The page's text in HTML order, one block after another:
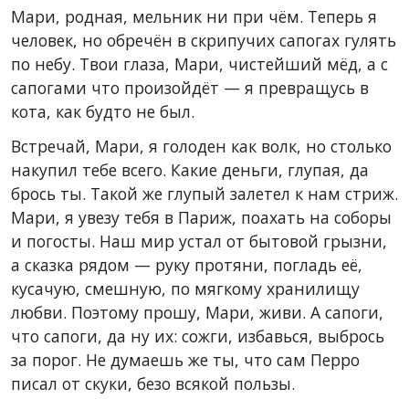
Мари, родная, мельник ни при чём. Теперь я
человек, но обречён в скрипучих сапогах гулять
по небу. Твои глаза, Мари, чистейший мёд, а с
сапогами что произойдёт — я превращусь в
кота, как будто не был.
Встречай, Мари, я голоден как волк, но столько
накупил тебе всего. Какие деньги, глупая, да
брось ты. Такой же глупый залетел к нам стриж.
Мари, я увезу тебя в Париж, поахать на соборы
и погосты. Наш мир устал от бытовой грызни,
а сказка рядом — руку протяни, погладь её,
кусачую, смешную, по мягкому хранилищу
любви. Поэтому прошу, Мари, живи. А сапоги,
что сапоги, да ну их: сожги, избавься, выбрось
за порог. Не думаешь же ты, что сам Перро
писал от скуки, безо всякой пользы.